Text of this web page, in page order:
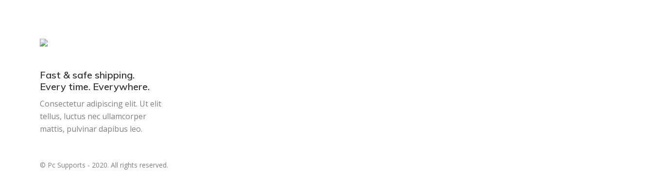
Fast & safe shipping.
Every time. Everywhere.
Consectetur adipiscing elit. Ut elit
tellus, luctus nec ullamcorper
mattis, pulvinar dapibus leo.
© Pc Supports - 2020. All rights reserved.